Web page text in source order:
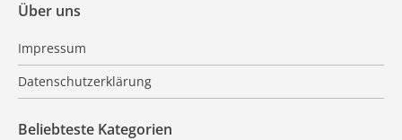
Über uns
Impressum
Datenschutzerklärung
Beliebteste Kategorien